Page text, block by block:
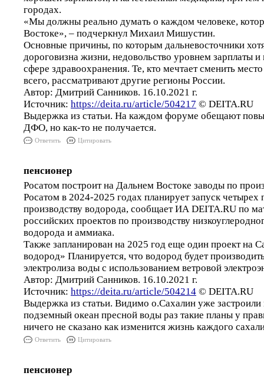
городах.
«Мы должны реально думать о каждом человеке,
Востоке», – подчеркнул Михаил Мишустин.
Основные причины, по которым дальневосточники
дороговизна жизни, недовольство уровнем зарплаты и
сфере здравоохранения. Те, кто мечтает сменить
всего, рассматривают другие регионы России.
Автор: Дмитрий Санников. 16.10.2021 г.
Источник: https://deita.ru/article/504217 © DEITA.RU
Выдержка из статьи. На каждом форуме обещают
ДФО, но как-то не получается.
Ответить Цитировать
пенсионер
Росатом построит на Дальнем Востоке заводы по
Росатом в 2024-2025 годах планирует запуск четырех
производству водорода, сообщает ИА DEITA.RU по
российских проектов по производству
водорода и аммиака.
Также запланирован на 2025 год еще один проект на
водород» Планируется, что водород будет
электролиза воды с использованием ветровой
Автор: Дмитрий Санников. 16.10.2021 г.
Источник: https://deita.ru/article/504214 © DEITA.RU
Выдержка из статьи. Видимо о.Сахалин уже
подземный океан пресной воды раз такие планы у
ничего не сказано как изменится жизнь каждого
Ответить Цитировать
пенсионер